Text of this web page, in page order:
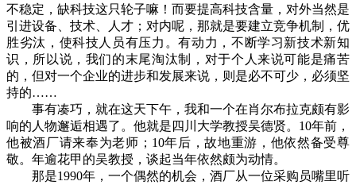
不稳定，缺科技这只轮子嘛！而要提高科技含量，对外当然是
引进设备、技术、人才；对内呢，那就是要建立竞争机制，优
胜劣汰，使科技人员有压力。有动力，不断学习新技术新知
识，所以说，我们的末尾淘汰制，对于个人来说可能是痛苦
的，但对一个企业的进步和发展来说，则是必不可少，必须坚
持的……
事有凑巧，就在这天下午，我和一个在肖尔布拉克颇有影
响的人物邂逅相遇了。他就是四川大学教授吴德贤。10年前，
他被酒厂请来奉为老师；10年后，故地重游，他依然备受尊
敬。年逾花甲的吴教授，谈起当年依然颇为动情。
那是1990年，一个偶然的机会，酒厂从一位采购员嘴里听